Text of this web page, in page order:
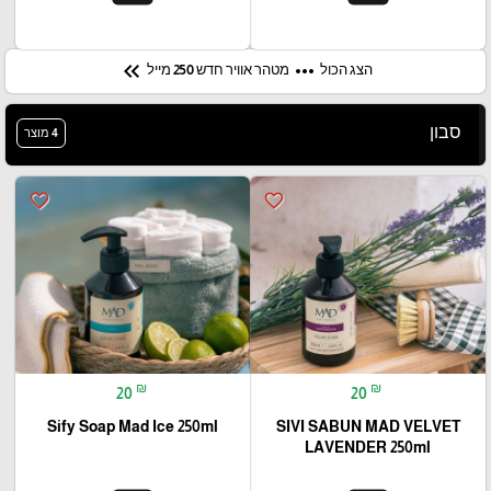
הצג הכול more_horiz מטהר אוויר חדש 250 מייל keyboard_double_arrow_left
סבון 4 מוצר
favorite_border
20 ₪
SIVI SABUN MAD VELVET
LAVENDER 250ml
favorite_border
20 ₪
Sify Soap Mad Ice 250ml